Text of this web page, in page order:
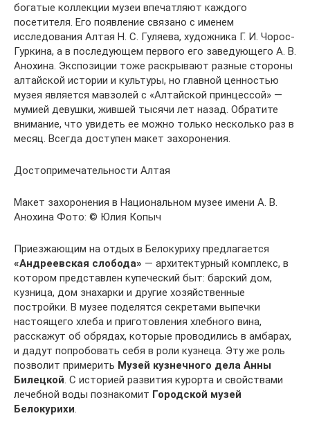
богатые коллекции музеи впечатляют каждого
посетителя. Его появление связано с именем
исследования Алтая Н. С. Гуляева, художника Г. И. Чорос-
Гуркина, а в последующем первого его заведующего А. В.
Анохина. Экспозиции тоже раскрывают разные стороны
алтайской истории и культуры, но главной ценностью
музея является мавзолей с «Алтайской принцессой» —
мумией девушки, жившей тысячи лет назад. Обратите
внимание, что увидеть ее можно только несколько раз в
месяц. Всегда доступен макет захоронения.
Достопримечательности Алтая
Макет захоронения в Национальном музее имени А. В.
Анохина Фото: © Юлия Копыч
Приезжающим на отдых в Белокуриху предлагается
«Андреевская слобода» — архитектурный комплекс, в
котором представлен купеческий быт: барский дом,
кузница, дом знахарки и другие хозяйственные
постройки. В музее поделятся секретами выпечки
настоящего хлеба и приготовления хлебного вина,
расскажут об обрядах, которые проводились в амбарах,
и дадут попробовать себя в роли кузнеца. Эту же роль
позволит примерить Музей кузнечного дела Анны
Билецкой . С историей развития курорта и свойствами
лечебной воды познакомит Городской музей
Белокурихи